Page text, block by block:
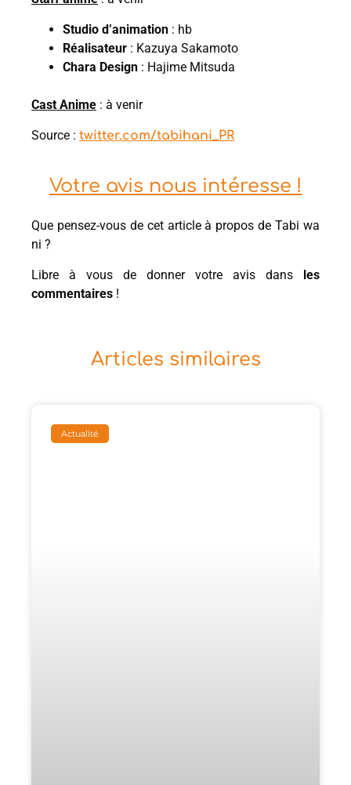
Studio d’animation : hb
Réalisateur : Kazuya Sakamoto
Chara Design : Hajime Mitsuda
Cast Anime : à venir
Source : twitter.com/tabihani_PR
Votre avis nous intéresse !
Que pensez-vous de cet article à propos de Tabi wa
ni ?
Libre à vous de donner votre avis dans
les
commentaires !
Articles similaires
Actualité